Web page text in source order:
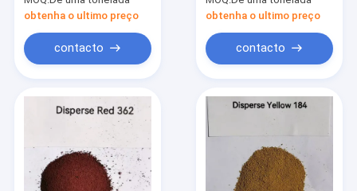
obtenha o ultimo preço
contacto
obtenha o ultimo preço
contacto